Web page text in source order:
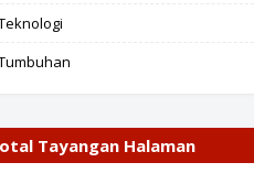
Tayangan Halaman